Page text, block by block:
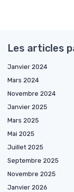
Les articles
Janvier 2024
Mars 2024
Novembre 2024
Janvier 2025
Mars 2025
Mai 2025
Juillet 2025
Septembre 2025
Novembre 2025
Janvier 2026